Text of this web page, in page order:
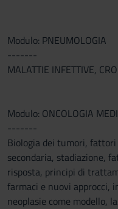
Modulo: PNEUMOLOGIA
-------
MALATTIE INFETTIVE,
Modulo: ONCOLOGIA
-------
Biologia dei tumori,
secondaria, stadiazione,
risposta, principi di
farmaci e nuovi approcci,
neoplasie come modello,